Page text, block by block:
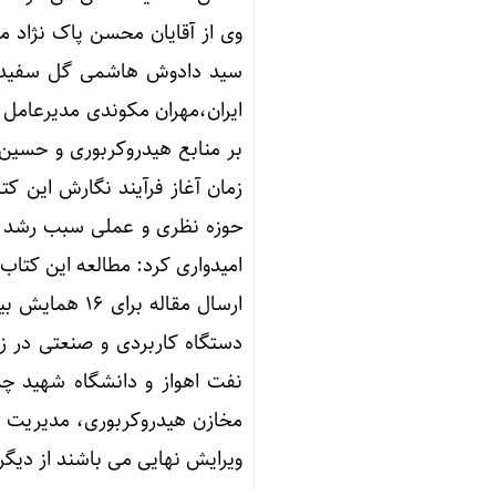
وی از آقایان محسن پاک نژاد
سید دادوش هاشمی گل
ایران،مهران مکوندی
بر منابع هیدروکربوری و
زمان آغاز فرآیند نگارش
حوزه نظری و عملی سبب رشد
امیدواری کرد: مطالعه این
ارسال
دستگاه کاربردی و صنعتی
نفت اهواز و دانشگاه
مخازن هیدروکربوری،
ویرایش نهایی می باشند از